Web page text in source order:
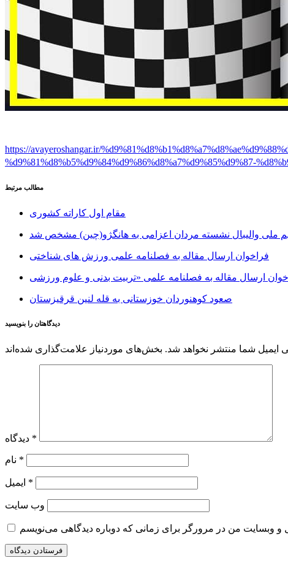
https://avayeroshangar.ir/
%d9%81%d8%b5%d9%84%d9%86%d8%a7%d9%85%d9%87-
مطالب مرتبط
مقام اول کاراته کشوری
ملی والیبال نشسته مردان اعزامی به هانگژو(چین) مشخص شد
فراخوان ارسال مقاله به فصلنامه علمی ورزش های شناختی
صعود کوهنوردان خوزستانی به قله لنین قرقیزستان
دیدگاهتان را بنویسید
ایمیل شما منتشر نخواهد شد.
*
*
*
وب‌ سایت